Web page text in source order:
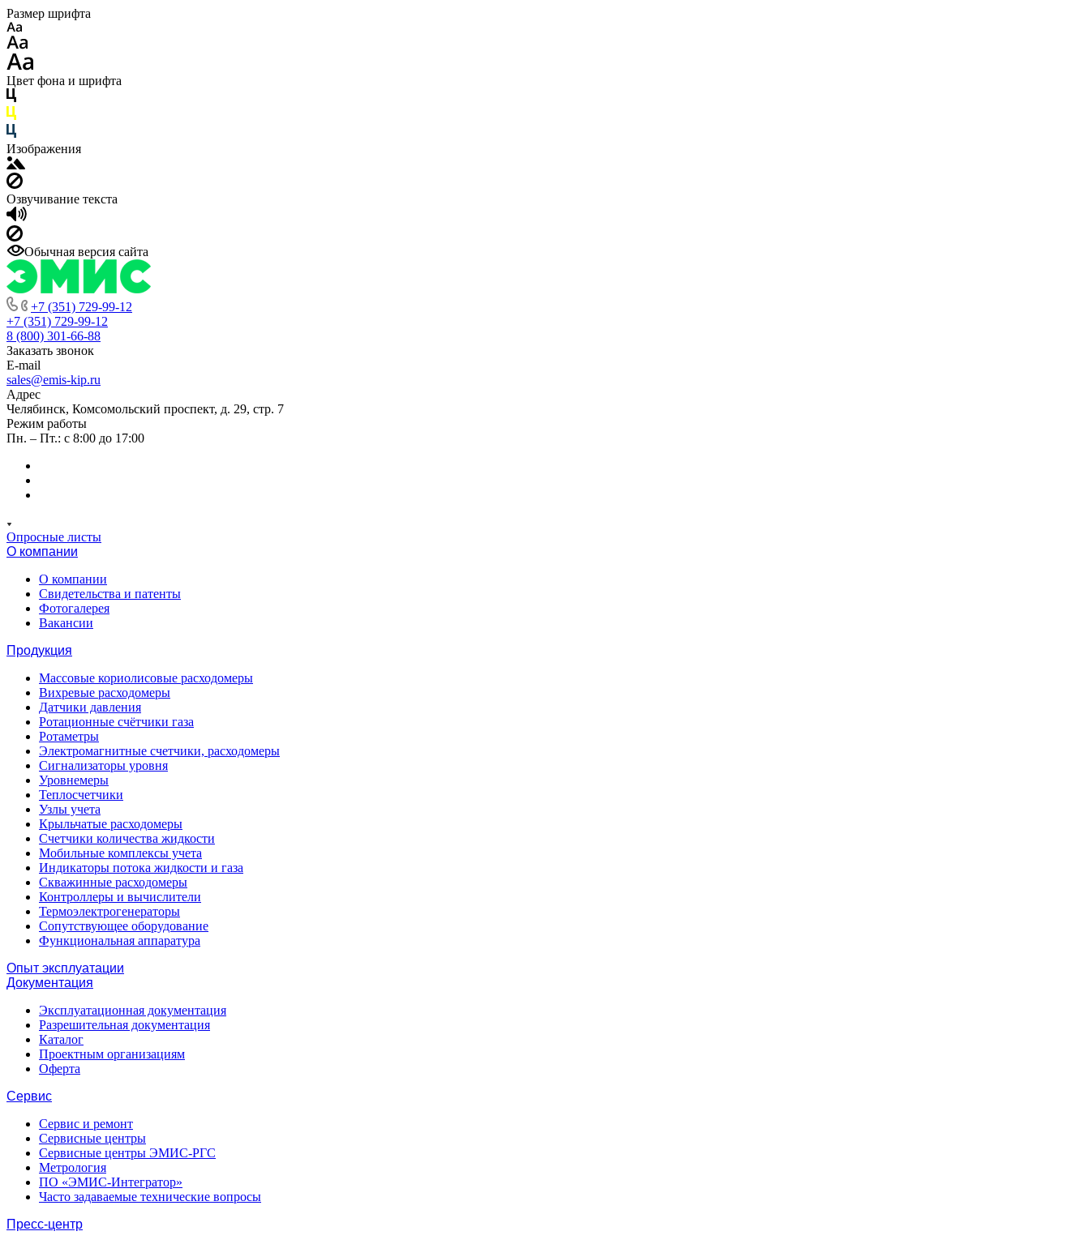
Размер шрифта
Цвет фона и шрифта
Изображения
Озвучивание текста
Обычная версия сайта
+7 (351) 729-99-12
+7 (351) 729-99-12
8 (800) 301-66-88
Заказать звонок
E-mail
sales@emis-kip.ru
Адрес
Челябинск, Комсомольский проспект, д. 29, стр. 7
Режим работы
Пн. – Пт.: с 8:00 до 17:00
Опросные листы
О компании
О компании
Свидетельства и патенты
Фотогалерея
Вакансии
Продукция
Массовые кориолисовые расходомеры
Вихревые расходомеры
Датчики давления
Ротационные счётчики газа
Ротаметры
Электромагнитные счетчики, расходомеры
Сигнализаторы уровня
Уровнемеры
Теплосчетчики
Узлы учета
Крыльчатые расходомеры
Счетчики количества жидкости
Мобильные комплексы учета
Индикаторы потока жидкости и газа
Скважинные расходомеры
Контроллеры и вычислители
Термоэлектрогенераторы
Сопутствующее оборудование
Функциональная аппаратура
Опыт эксплуатации
Документация
Эксплуатационная документация
Разрешительная документация
Каталог
Проектным организациям
Оферта
Сервис
Сервис и ремонт
Сервисные центры
Сервисные центры ЭМИС-РГС
Метрология
ПО «ЭМИС-Интегратор»
Часто задаваемые технические вопросы
Пресс-центр